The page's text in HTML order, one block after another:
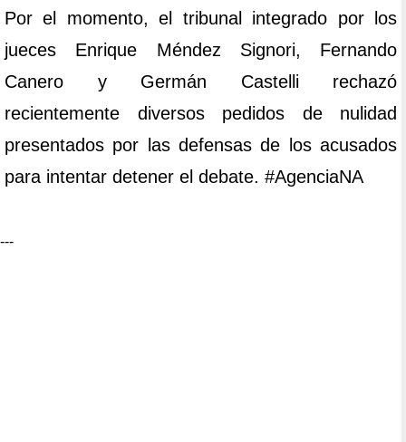
Por el momento, el tribunal integrado por los
jueces Enrique Méndez Signori, Fernando
Canero y Germán Castelli rechazó
recientemente diversos pedidos de nulidad
presentados por las defensas de los acusados
para intentar detener el debate. #AgenciaNA
---